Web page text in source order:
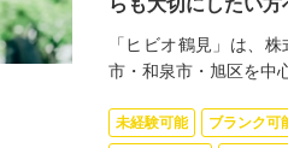
らも大切にしたい方
「ヒビオ鶴見」は、
市・和泉市・旭区を中
未経験可能 ブランク可